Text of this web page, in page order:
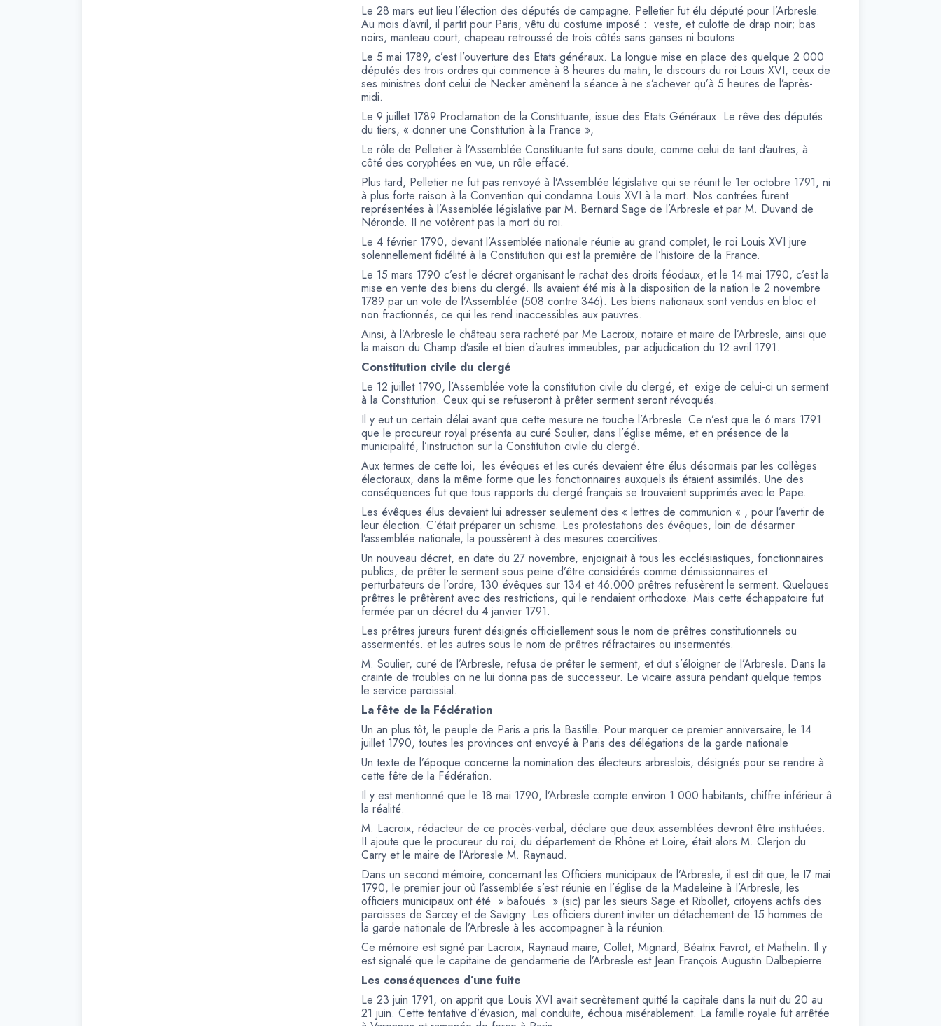
Le 28 mars eut lieu l’élection des députés de campagne. Pelletier fut élu député pour I’Arbresle.
Au mois d’avril, il partit pour Paris, vêtu du costume imposé : veste, et culotte de drap noir; bas
noirs, manteau court, chapeau retroussé de trois côtés sans ganses ni boutons.
Le 5 mai 1789, c’est l’ouverture des Etats généraux. La longue mise en place des quelque 2 000
députés des trois ordres qui commence à 8 heures du matin, le discours du roi Louis XVI, ceux de
ses ministres dont celui de Necker amènent la séance à ne s’achever qu’à 5 heures de l’après-
midi.
Le 9 juillet 1789 Proclamation de la Constituante, issue des Etats Généraux. Le rêve des députés
du tiers, « donner une Constitution à la France »,
Le rôle de Pelletier à l’Assemblée Constituante fut sans doute, comme celui de tant d’autres, à
côté des coryphées en vue, un rôle effacé.
Plus tard, Pelletier ne fut pas renvoyé à l’Assemblée législative qui se réunit le 1er octobre 1791, ni
à plus forte raison à la Convention qui condamna Louis XVI à la mort. Nos contrées furent
représentées à l’Assemblée législative par M. Bernard Sage de l’Arbresle et par M. Duvand de
Néronde. II ne votèrent pas la mort du roi.
Le 4 février 1790, devant l’Assemblée nationale réunie au grand complet, le roi Louis XVI jure
solennellement fidélité à la Constitution qui est la première de l’histoire de la France.
Le 15 mars 1790 c’est le décret organisant le rachat des droits féodaux, et le 14 mai 1790, c’est la
mise en vente des biens du clergé. Ils avaient été mis à la disposition de la nation le 2 novembre
1789 par un vote de l’Assemblée (508 contre 346). Les biens nationaux sont vendus en bloc et
non fractionnés, ce qui les rend inaccessibles aux pauvres.
Ainsi, à l’Arbresle le château sera racheté par Me Lacroix, notaire et maire de l’Arbresle, ainsi que
la maison du Champ d’asile et bien d’autres immeubles, par adjudication du 12 avril 1791.
Constitution civile du clergé
Le 12 juillet 1790, l’Assemblée vote la constitution civile du clergé, et exige de celui-ci un serment
à la Constitution. Ceux qui se refuseront à prêter serment seront révoqués.
Il y eut un certain délai avant que cette mesure ne touche l’Arbresle. Ce n’est que le 6 mars 1791
que le procureur royal présenta au curé Soulier, dans l’église même, et en présence de la
municipalité, l’instruction sur la Constitution civile du clergé.
Aux termes de cette loi, les évêques et les curés devaient être élus désormais par les collèges
électoraux, dans la même forme que les fonctionnaires auxquels ils étaient assimilés. Une des
conséquences fut que tous rapports du clergé français se trouvaient supprimés avec le Pape.
Les évêques élus devaient lui adresser seulement des « lettres de communion « , pour l’avertir de
leur élection. C’était préparer un schisme. Les protestations des évêques, loin de désarmer
l’assemblée nationale, la poussèrent à des mesures coercitives.
Un nouveau décret, en date du 27 novembre, enjoignait à tous les ecclésiastiques, fonctionnaires
publics, de prêter le serment sous peine d’être considérés comme démissionnaires et
perturbateurs de l’ordre, 130 évêques sur 134 et 46.000 prêtres refusèrent le serment. Quelques
prêtres le prêtèrent avec des restrictions, qui le rendaient orthodoxe. Mais cette échappatoire fut
fermée par un décret du 4 janvier 1791.
Les prêtres jureurs furent désignés officiellement sous le nom de prêtres constitutionnels ou
assermentés. et les autres sous le nom de prêtres réfractaires ou insermentés.
M. Soulier, curé de l’Arbresle, refusa de prêter le serment, et dut s’éloigner de l’Arbresle. Dans la
crainte de troubles on ne lui donna pas de successeur. Le vicaire assura pendant quelque temps
le service paroissial.
La fête de la Fédération
Un an plus tôt, le peuple de Paris a pris la Bastille. Pour marquer ce premier anniversaire, le 14
juillet 1790, toutes les provinces ont envoyé à Paris des délégations de la garde nationale
Un texte de l’époque concerne la nomination des électeurs arbreslois, désignés pour se rendre à
cette fête de la Fédération.
Il y est mentionné que le 18 mai 1790, l’Arbresle compte environ 1.000 habitants, chiffre inférieur â
la réalité.
M. Lacroix, rédacteur de ce procès-verbal, déclare que deux assemblées devront être instituées.
II ajoute que le procureur du roi, du département de Rhône et Loire, était alors M. Clerjon du
Carry et le maire de l’Arbresle M. Raynaud.
Dans un second mémoire, concernant les Officiers municipaux de l’Arbresle, il est dit que, le I7 mai
1790, le premier jour où l’assemblée s’est réunie en l’église de la Madeleine à I’Arbresle, les
officiers municipaux ont été » bafoués » (sic) par les sieurs Sage et Ribollet, citoyens actifs des
paroisses de Sarcey et de Savigny. Les officiers durent inviter un détachement de 15 hommes de
la garde nationale de l’Arbresle à les accompagner à la réunion.
Ce mémoire est signé par Lacroix, Raynaud maire, Collet, Mignard, Béatrix Favrot, et Mathelin. Il y
est signalé que le capitaine de gendarmerie de l’Arbresle est Jean François Augustin Dalbepierre.
Les conséquences d’une fuite
Le 23 juin 1791, on apprit que Louis XVI avait secrètement quitté la capitale dans la nuit du 20 au
21 juin. Cette tentative d’évasion, mal conduite, échoua misérablement. La famille royale fut arrêtée